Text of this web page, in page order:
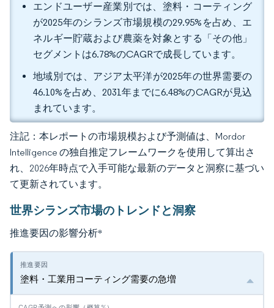
エンドユーザー産業別では、塗料・コーティング
が2025年のシランズ市場規模の29.95%を占め、エ
ネルギー貯蔵および農薬を対象とする「その他」
セグメントは6.78%のCAGRで成長しています。
地域別では、アジア太平洋が2025年の世界需要の
46.10%を占め、2031年までに6.48%のCAGRが見込
まれています。
注記：本レポートの市場規模および予測値は、Mordor
Intelligence の独自推定フレームワークを使用して算出さ
れ、2026年時点で入手可能な最新のデータと洞察に基づい
て更新されています。
世界シランズ市場のトレンドと洞察
推進要因の影響分析*
塗料・工業用コーティング需要の急増